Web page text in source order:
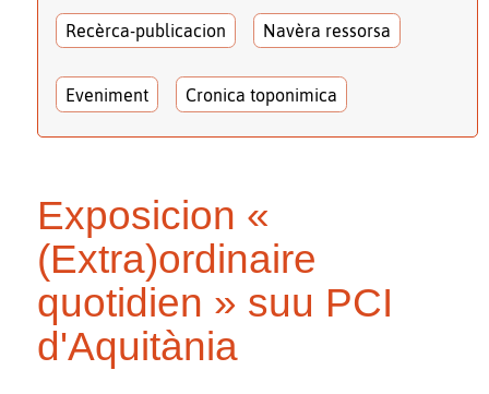
Recèrca-publicacion Navèra ressorsa
Eveniment Cronica toponimica
Exposicion «
(Extra)ordinaire
quotidien » suu PCI
d'Aquitània